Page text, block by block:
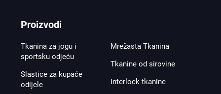
Proizvodi
Tkanina za jogu i
sportsku odjeću
Slastice za kupaće
odijele
Mrežasta Tkanina
Tkanine od sirovine
Interlock tkanine